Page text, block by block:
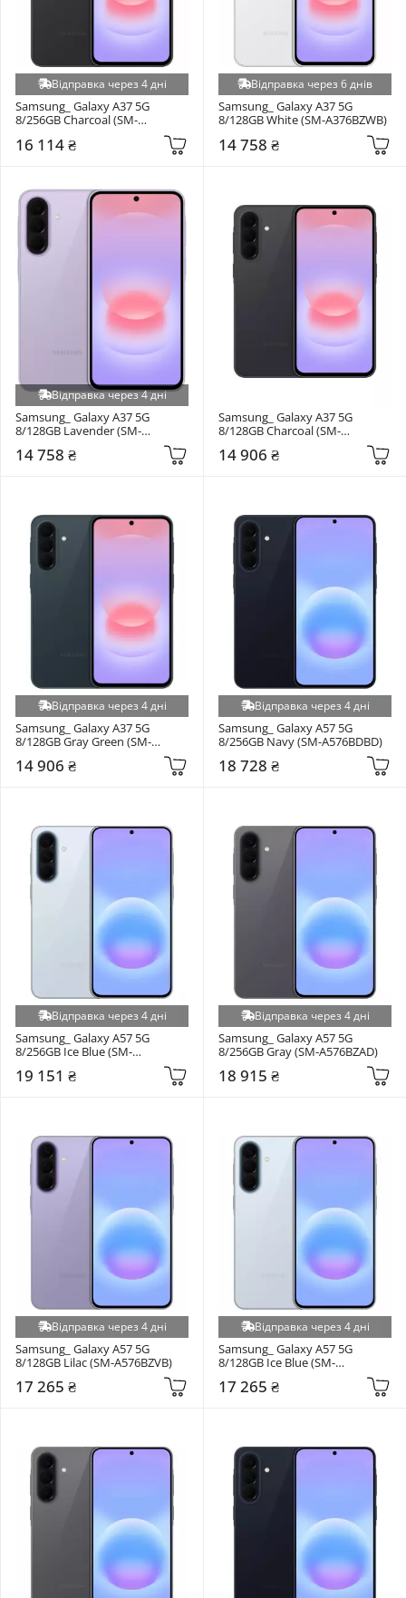
Відправка через 4 дні
Samsung_ Galaxy A37 5G
8/256GB Charcoal (SM-
16 114 ₴
Відправка через 6 днів
Samsung_ Galaxy A37 5G
8/128GB White (SM-A376BZWB)
14 758 ₴
Відправка через 4 дні
Samsung_ Galaxy A37 5G
8/128GB Lavender (SM-
14 758 ₴
Samsung_ Galaxy A37 5G
8/128GB Charcoal (SM-
14 906 ₴
Відправка через 4 дні
Samsung_ Galaxy A37 5G
8/128GB Gray Green (SM-
14 906 ₴
Відправка через 4 дні
Samsung_ Galaxy A57 5G
8/256GB Navy (SM-A576BDBD)
18 728 ₴
Відправка через 4 дні
Samsung_ Galaxy A57 5G
8/256GB Ice Blue (SM-
19 151 ₴
Відправка через 4 дні
Samsung_ Galaxy A57 5G
8/256GB Gray (SM-A576BZAD)
18 915 ₴
Відправка через 4 дні
Samsung_ Galaxy A57 5G
8/128GB Lilac (SM-A576BZVB)
17 265 ₴
Відправка через 4 дні
Samsung_ Galaxy A57 5G
8/128GB Ice Blue (SM-
17 265 ₴